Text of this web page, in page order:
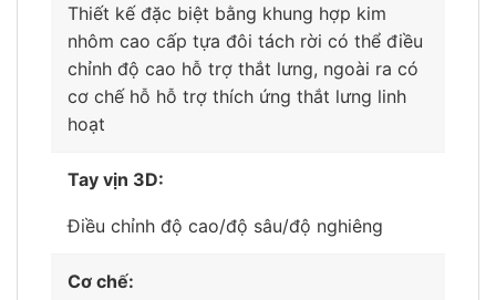
Thiết kế đặc biệt bằng khung hợp kim
nhôm cao cấp tựa đôi tách rời có thể điều
chỉnh độ cao hỗ trợ thắt lưng, ngoài ra có
cơ chế hỗ hỗ trợ thích ứng thắt lưng linh
hoạt
Tay vịn 3D:
Điều chỉnh độ cao/độ sâu/độ nghiêng
Cơ chế: